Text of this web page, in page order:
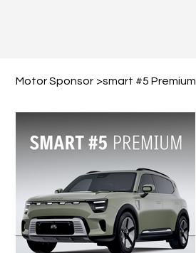
Motor Sponsor >smart #5 Premium